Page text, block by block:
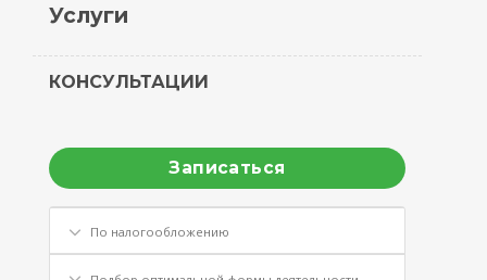
Услуги
КОНСУЛЬТАЦИИ
Записаться
По налогообложению